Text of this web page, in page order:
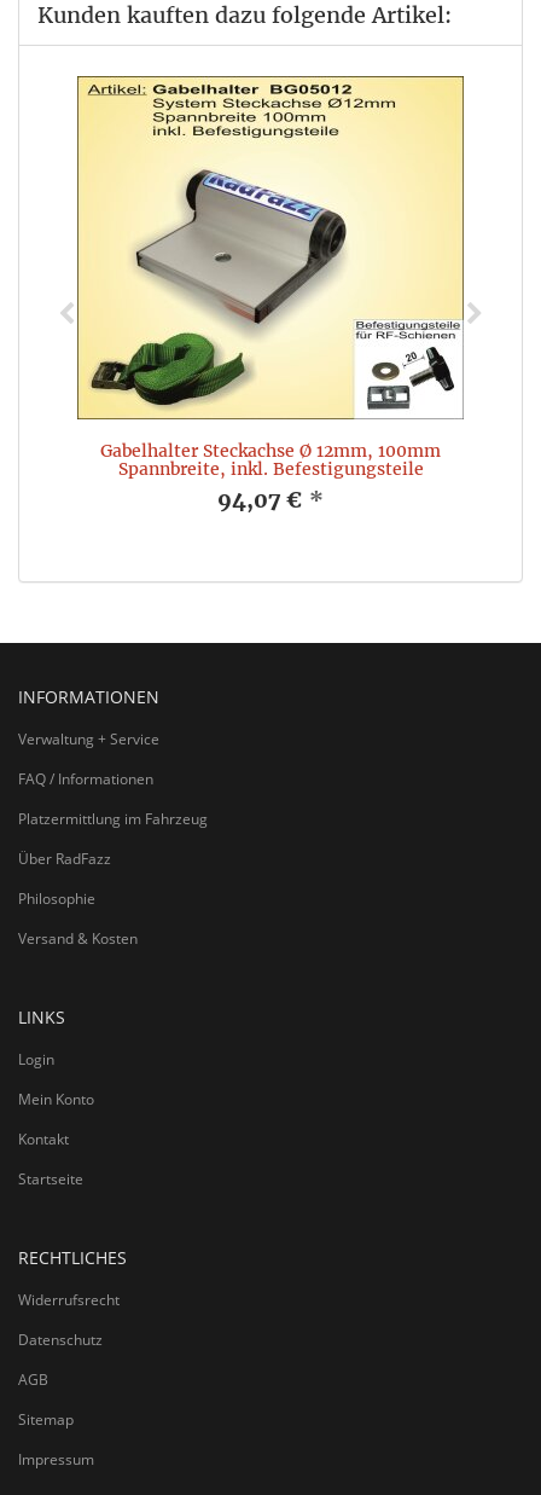
Kunden kauften dazu folgende Artikel:
Gabelhalter Steckachse Ø 12mm, 100mm
Spannbreite, inkl. Befestigungsteile
94,07 € *
INFORMATIONEN
Verwaltung + Service
FAQ / Informationen
Platzermittlung im Fahrzeug
Über RadFazz
Philosophie
Versand & Kosten
LINKS
Login
Mein Konto
Kontakt
Startseite
RECHTLICHES
Widerrufsrecht
Datenschutz
AGB
Sitemap
Impressum